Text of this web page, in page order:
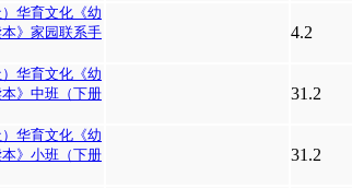
华育文化《幼
》家园联系手
4.2
华育文化《幼
》中班（下册
31.2
华育文化《幼
》小班（下册
31.2